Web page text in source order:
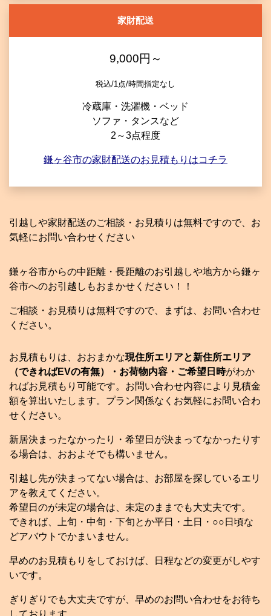
家財配送
9,000円～
税込/1点/時間指定なし
冷蔵庫・洗濯機・ベッド
ソファ・タンスなど
2～3点程度
鎌ヶ谷市の家財配送のお見積もりはコチラ
引越しや家財配送のご相談・お見積りは無料ですので、お
気軽にお問い合わせください
鎌ヶ谷市からの中距離・長距離のお引越しや地方から鎌ヶ
谷市へのお引越しもおまかせください！！
ご相談・お見積りは無料ですので、まずは、お問い合わせ
ください。
お見積もりは、おおまかな現住所エリアと新住所エリア
（できればEVの有無）・お荷物内容・ご希望日時がわか
ればお見積もり可能です。お問い合わせ内容により見積金
額を算出いたします。プラン関係なくお気軽にお問い合わ
せください。
新居決まったなかったり・希望日が決まってなかったりす
る場合は、おおよそでも構いません。
引越し先が決まってない場合は、お部屋を探しているエリ
アを教えてください。
希望日のが未定の場合は、未定のままでも大丈夫です。
できれば、上旬・中旬・下旬とか平日・土日・○○日頃な
どアバウトでかまいません。
早めのお見積もりをしておけば、日程などの変更がしやす
いです。
ぎりぎりでも大丈夫ですが、早めのお問い合わせをお待ち
しております。